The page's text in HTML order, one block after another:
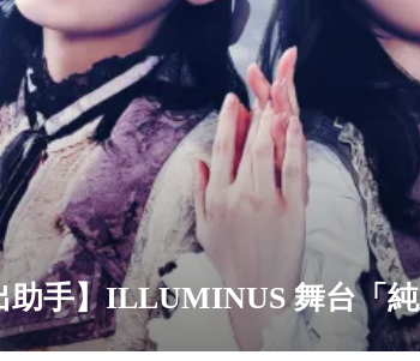
助手】ILLUMINUS 舞台「